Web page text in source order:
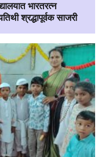
भारतरत्न
श्रद्धापूर्वक साजरी